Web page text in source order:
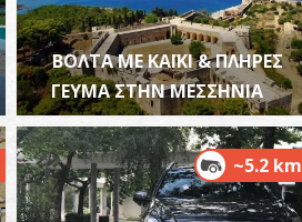
ΒΟΛΤΑ ΜΕ ΚΑΪΚΙ & ΠΛΗΡΕΣ
ΓΕΥΜΑ ΣΤΗΝ ΜΕΣΣΗΝΙΑ
~5.2 km